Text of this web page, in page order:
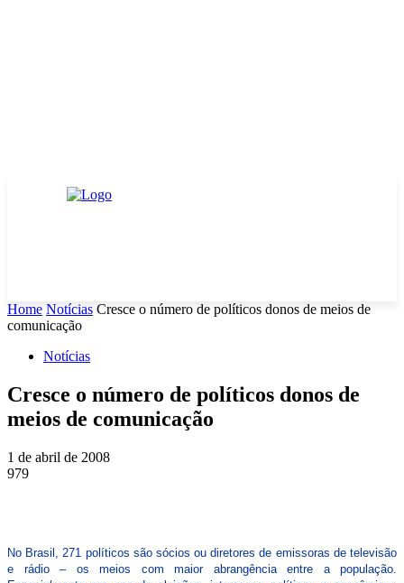
Home Notícias Cresce o número de políticos donos de meios de
comunicação
Notícias
Cresce o número de políticos donos de
meios de comunicação
1 de abril de 2008
979
No Brasil, 271 políticos são sócios ou diretores de emissoras de televisão
e rádio – os meios com maior abrangência entre a população.